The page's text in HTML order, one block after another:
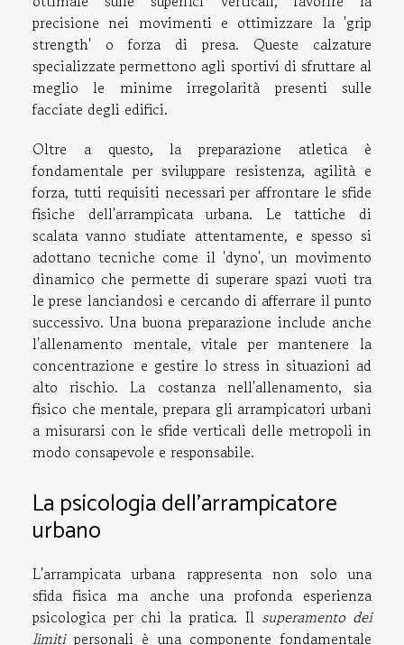
precisione nei movimenti e ottimizzare la 'grip
strength' o forza di presa. Queste calzature
specializzate permettono agli sportivi di sfruttare al
meglio le minime irregolarità presenti sulle
facciate degli edifici.
Oltre a questo, la preparazione atletica è
fondamentale per sviluppare resistenza, agilità e
forza, tutti requisiti necessari per affrontare le sfide
fisiche dell'arrampicata urbana. Le tattiche di
scalata vanno studiate attentamente, e spesso si
adottano tecniche come il 'dyno', un movimento
dinamico che permette di superare spazi vuoti tra
le prese lanciandosi e cercando di afferrare il punto
successivo. Una buona preparazione include anche
l'allenamento mentale, vitale per mantenere la
concentrazione e gestire lo stress in situazioni ad
alto rischio. La costanza nell'allenamento, sia
fisico che mentale, prepara gli arrampicatori urbani
a misurarsi con le sfide verticali delle metropoli in
modo consapevole e responsabile.
La psicologia dell'arrampicatore
urbano
L'arrampicata urbana rappresenta non solo una
sfida fisica ma anche una profonda esperienza
psicologica per chi la pratica. Il superamento dei
limitipersonali è una componente fondamentale